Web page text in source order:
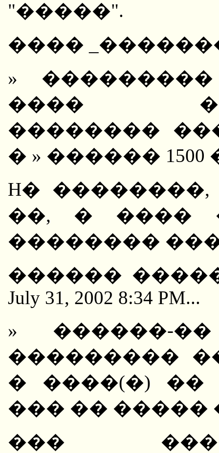
"�����".
����
»
����
��������
� » ������ 1500
H�
��, � ����
��������
������
July 31, 2002 8:34 PM...
» ������-
���������
� ����(�) ��
��� �� �����
���